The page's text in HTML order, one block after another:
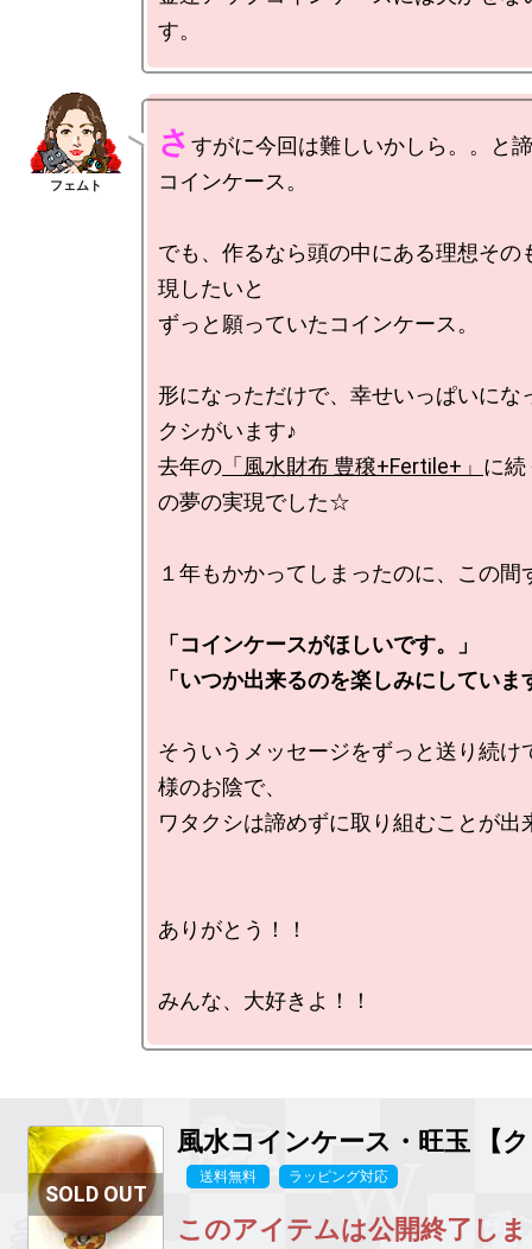
さ すがに今回は難しいかしら。。と
コインケース。
でも、作るなら頭の中にある理想その
現したいと
ずっと願っていたコインケース。
形になっただけで、幸せいっぱいにな
クシがいます♪
去年の 「風水財布 豊穣+Fertile+」 に続
の夢の実現でした☆
１年もかかってしまったのに、この間
「コインケースがほしいです。」
「いつか出来るのを楽しみにしていま
そういうメッセージをずっと送り続け
様のお陰で、
ワタクシは諦めずに取り組むことが出
ありがとう！！
みんな、大好きよ！！
風水コインケース・旺玉 【
送料無料 ラッピング対応
このアイテムは公開終了し